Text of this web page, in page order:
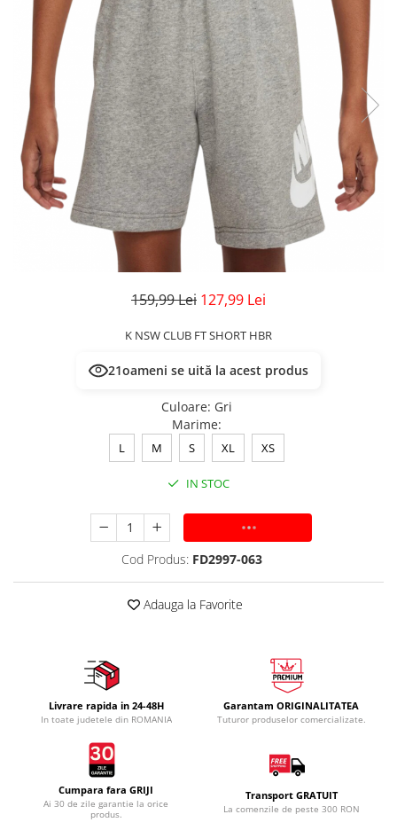
Veste
Pantaloni
Pantaloni scurți
Rochii/Fuste
Treninguri
Tricouri
Veste
Treninguri
Tricouri
159,99 Lei 127,99 Lei
K NSW CLUB FT SHORT HBR
21oameni se uită la acest produs
Culoare: Gri
Marime:
L M S XL XS
IN STOC
ADAUGA IN COS
Cod Produs: FD2997-063
Adauga la Favorite
Livrare rapida in 24-48H
In toate judetele din ROMANIA
Garantam ORIGINALITATEA
Tuturor produselor comercializate.
Cumpara fara GRIJI
Ai 30 de zile garantie la orice
produs.
Transport GRATUIT
La comenzile de peste 300 RON